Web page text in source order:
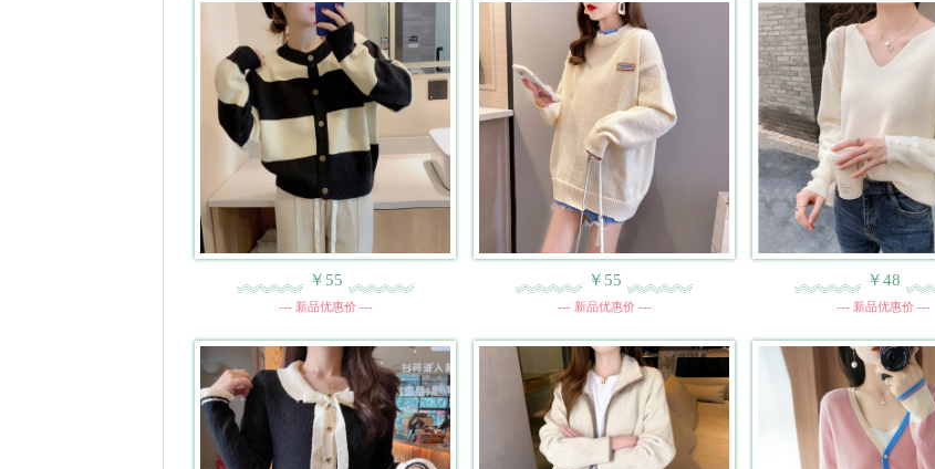
￥55
--- 新品优惠价 ---
￥55
--- 新品优惠价 ---
￥48
--- 新品优惠价 ---